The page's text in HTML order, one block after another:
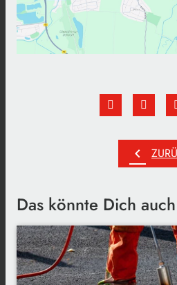
chevron_left
Das könnte Dich